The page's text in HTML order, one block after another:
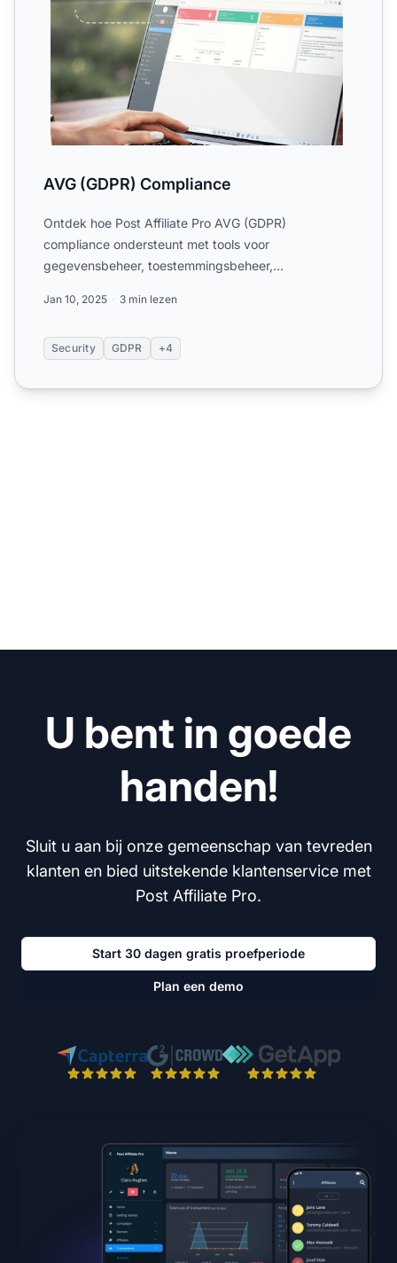
AVG (GDPR) Compliance
Ontdek hoe Post Affiliate Pro AVG (GDPR)
compliance ondersteunt met tools voor
gegevensbeheer, toestemmingsbeheer,
Jan 10, 2025 3 min lezen
Security GDPR +4
U bent in goede
handen!
Sluit u aan bij onze gemeenschap van tevreden
klanten en bied uitstekende klantenservice met
Post Affiliate Pro.
Start 30 dagen gratis proefperiode
Plan een demo